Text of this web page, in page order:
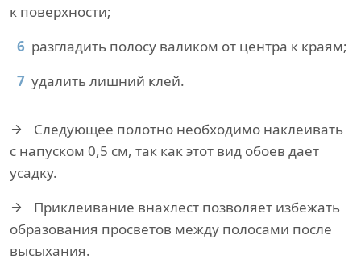
к поверхности;
разгладить полосу валиком от центра к краям;
удалить лишний клей.
Следующее полотно необходимо наклеивать
с напуском 0,5 см, так как этот вид обоев дает
усадку.
Приклеивание внахлест позволяет избежать
образования просветов между полосами после
высыхания.